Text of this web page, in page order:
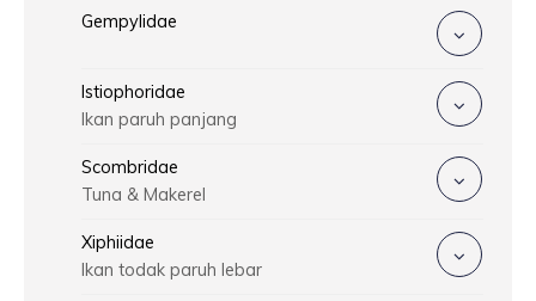
Gempylidae
Istiophoridae
Ikan paruh panjang
Scombridae
Tuna & Makerel
Xiphiidae
Ikan todak paruh lebar